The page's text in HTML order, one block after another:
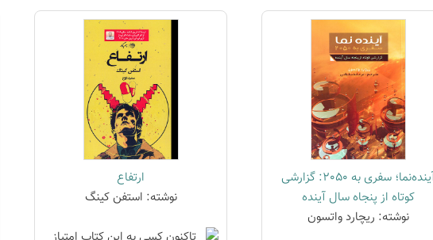
آینده‌نما؛ سفری به 2050: گزارشی
کوتاه از پنجاه سال آینده
نوشته: ریچارد واتسون
ارتفاع
نوشته: استفن کینگ